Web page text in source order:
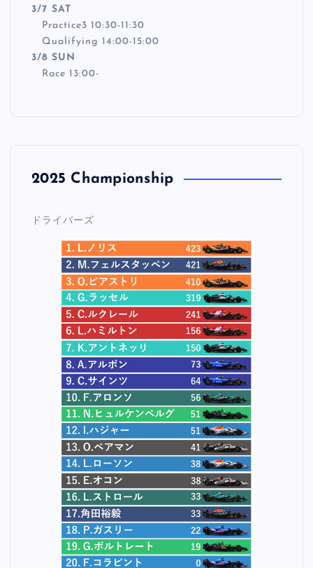
3/7 SAT
Practice3 10:30-11:30
Qualifying 14:00-15:00
3/8 SUN
Race 13:00-
2025 Championship
ドライバーズ